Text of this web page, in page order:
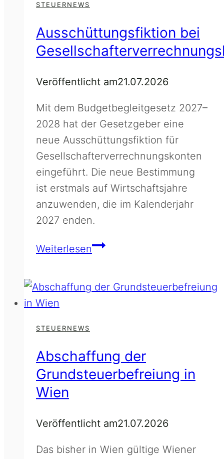
STEUERNEWS
Ausschüttungsfiktion bei
Veröffentlicht am21.07.2026
Mit dem Budgetbegleitgesetz 2027–
2028 hat der Gesetzgeber eine
neue Ausschüttungsfiktion für
Gesellschafterverrechnungskonten
eingeführt. Die neue Bestimmung
ist erstmals auf Wirtschaftsjahre
anzuwenden, die im Kalenderjahr
2027 enden.
WeiterlesenAusschüttungsfiktion
STEUERNEWS
Abschaffung der
Grundsteuerbefreiung in
Wien
Veröffentlicht am21.07.2026
Das bisher in Wien gültige Wiener